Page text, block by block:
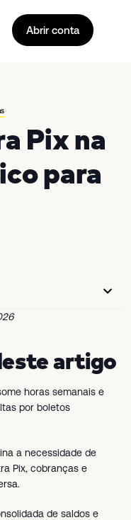
Abrir conta
Pix na
para
artigo
horas semanais e
por boletos
a necessidade de
Pix, cobranças e
de saldos e